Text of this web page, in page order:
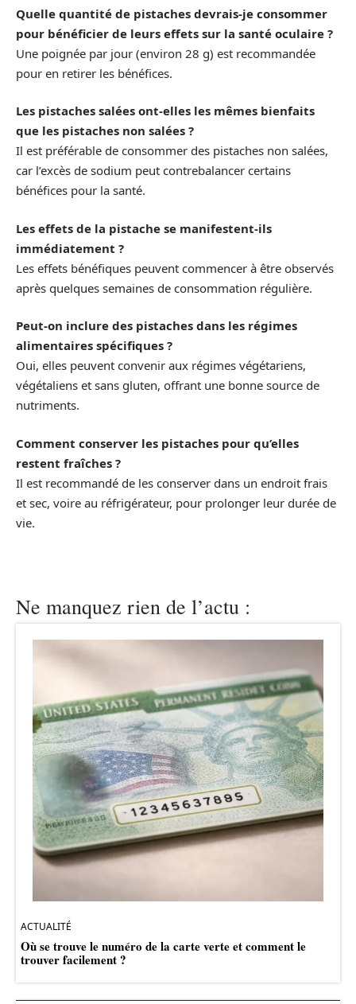
Quelle quantité de pistaches devrais-je consommer
pour bénéficier de leurs effets sur la santé oculaire ?
Une poignée par jour (environ 28 g) est recommandée
pour en retirer les bénéfices.
Les pistaches salées ont-elles les mêmes bienfaits
que les pistaches non salées ?
Il est préférable de consommer des pistaches non salées,
car l’excès de sodium peut contrebalancer certains
bénéfices pour la santé.
Les effets de la pistache se manifestent-ils
immédiatement ?
Les effets bénéfiques peuvent commencer à être observés
après quelques semaines de consommation régulière.
Peut-on inclure des pistaches dans les régimes
alimentaires spécifiques ?
Oui, elles peuvent convenir aux régimes végétariens,
végétaliens et sans gluten, offrant une bonne source de
nutriments.
Comment conserver les pistaches pour qu’elles
restent fraîches ?
Il est recommandé de les conserver dans un endroit frais
et sec, voire au réfrigérateur, pour prolonger leur durée de
vie.
Ne manquez rien de l’actu :
ACTUALITÉ
Où se trouve le numéro de la carte verte et comment le
trouver facilement ?